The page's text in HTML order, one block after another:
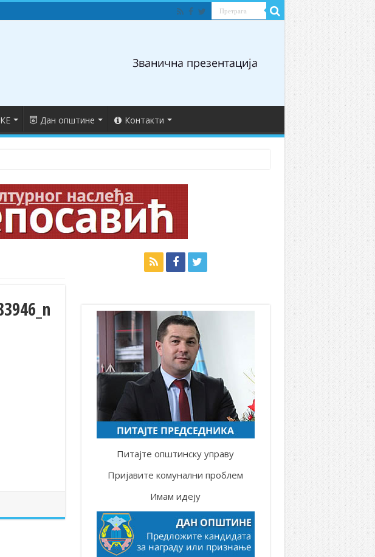
Дан општине Контакти
Питајте општинску управу
Пријавите комунални проблем
Имам идеју